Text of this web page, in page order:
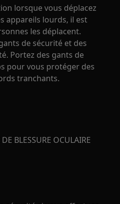
lorsque vous déplacez
appareils lourds, il est
les déplacent.
de sécurité et des
Portez des gants de
pour vous protéger des
tranchants.
BLESSURE OCULAIRE